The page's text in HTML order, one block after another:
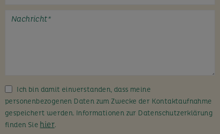
e
d
i
e
Ich bin damit einverstanden, dass meine
personenbezogenen Daten zum Zwecke der Kontaktaufnahme
gespeichert werden. Informationen zur Datenschutzerklärung
finden Sie hier.